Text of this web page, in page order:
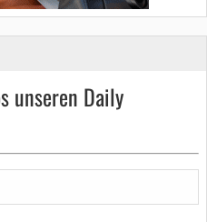
unseren Daily